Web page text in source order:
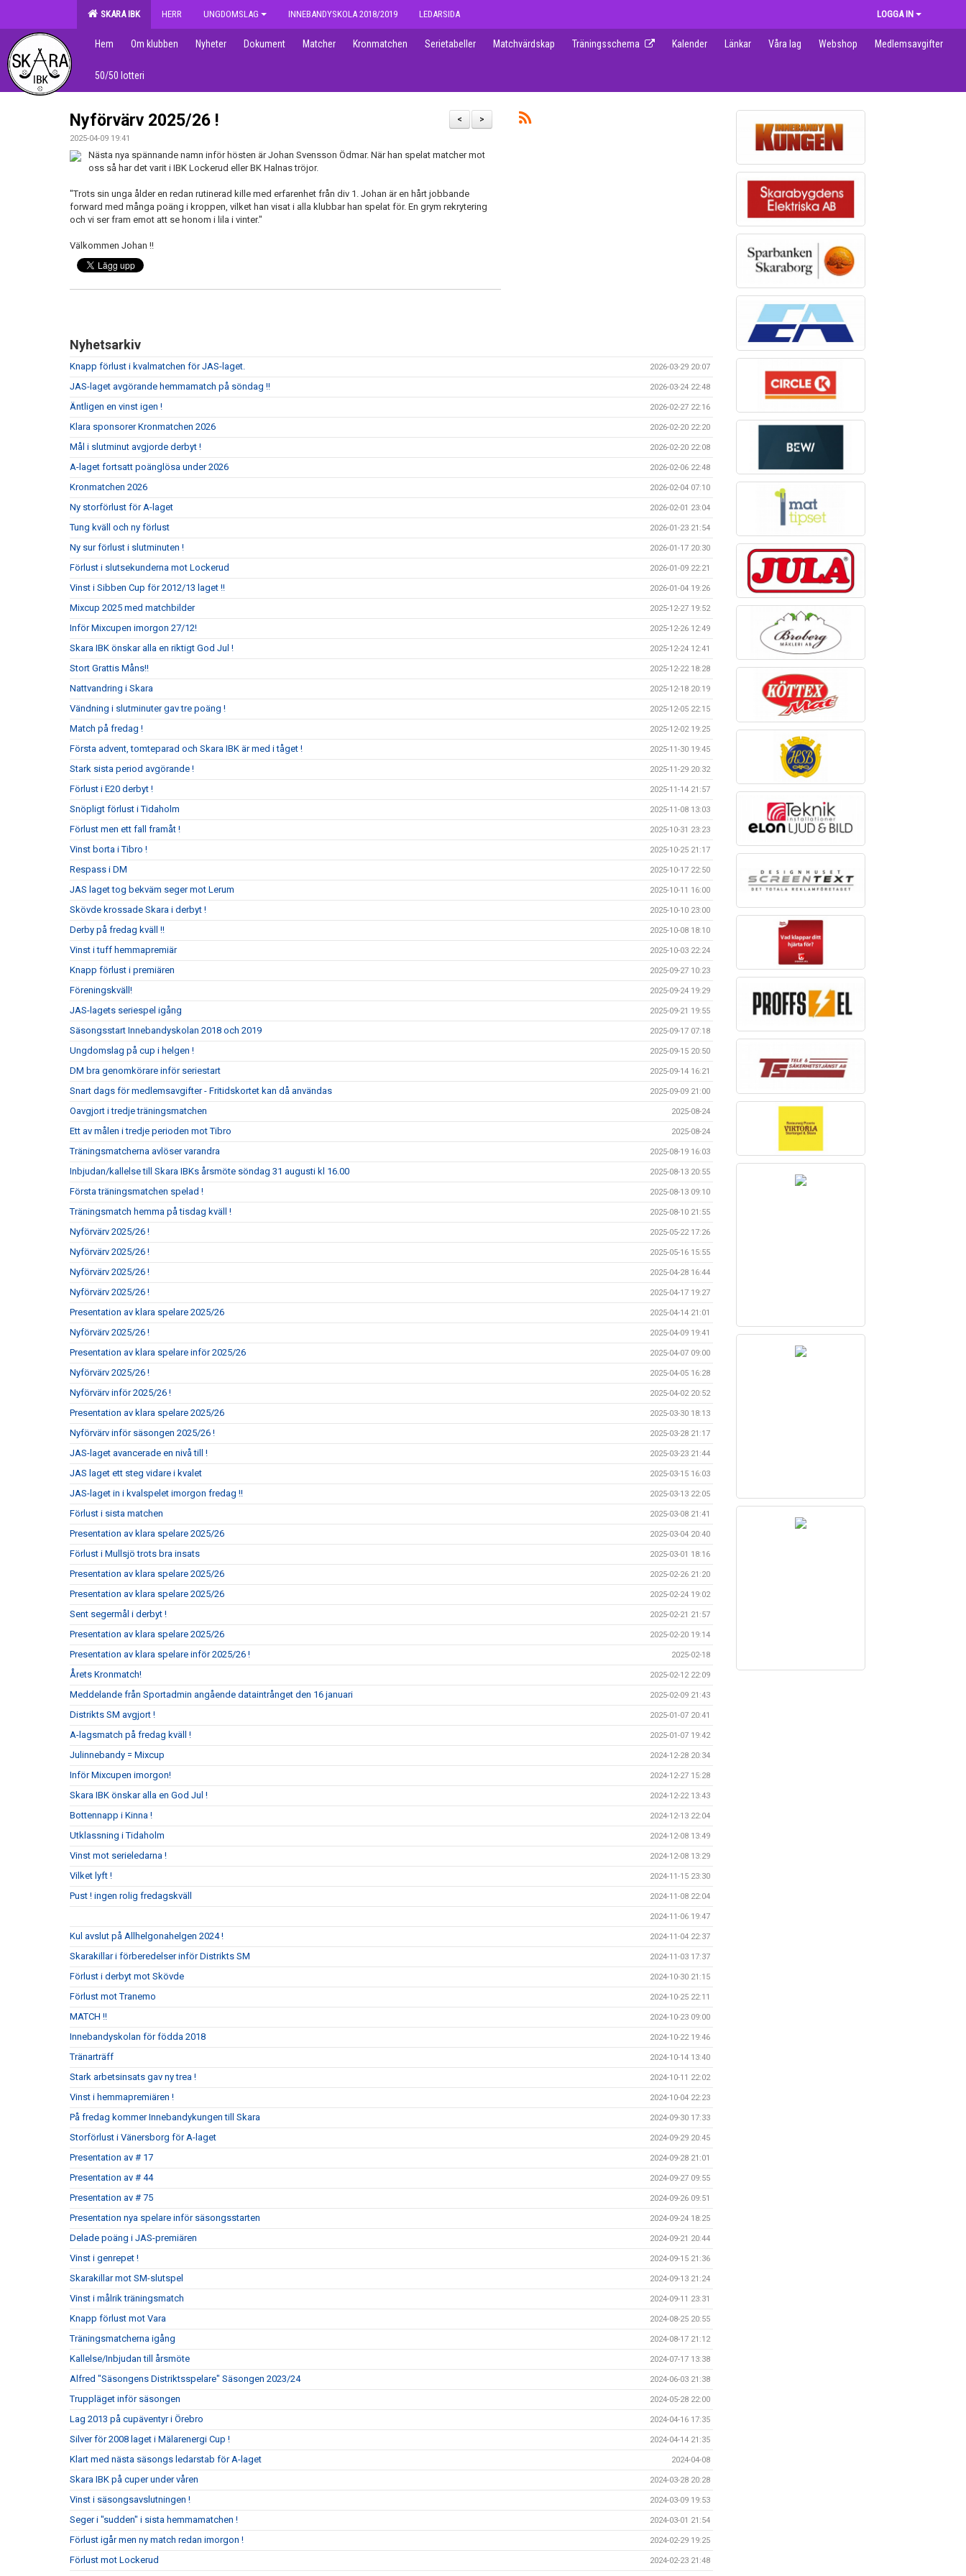
SKARA IBK HERR UNGDOMSLAG INNEBANDYSKOLA 2018/2019 LEDARSIDA LOGGA IN
Hem Om klubben Nyheter Dokument Matcher Kronmatchen Serietabeller Matchvärdskap Träningsschema Kalender Länkar Våra lag Webshop Medlemsavgifter
50/50 lotteri
>
<
Nyförvärv 2025/26 !
2025-04-09 19:41
Nästa nya spännande namn inför hösten är Johan Svensson Ödmar. När han spelat matcher mot
oss så har det varit i IBK Lockerud eller BK Halnas tröjor.
"Trots sin unga ålder en redan rutinerad kille med erfarenhet från div 1. Johan är en hårt jobbande
forward med många poäng i kroppen, vilket han visat i alla klubbar han spelat för. En grym rekrytering
och vi ser fram emot att se honom i lila i vinter."
Välkommen Johan !!
Nyhetsarkiv
Knapp förlust i kvalmatchen för JAS-laget. 2026-03-29 20:07
JAS-laget avgörande hemmamatch på söndag !! 2026-03-24 22:48
Äntligen en vinst igen ! 2026-02-27 22:16
Klara sponsorer Kronmatchen 2026 2026-02-20 22:20
Mål i slutminut avgjorde derbyt ! 2026-02-20 22:08
A-laget fortsatt poänglösa under 2026 2026-02-06 22:48
Kronmatchen 2026 2026-02-04 07:10
Ny storförlust för A-laget 2026-02-01 23:04
Tung kväll och ny förlust 2026-01-23 21:54
Ny sur förlust i slutminuten ! 2026-01-17 20:30
Förlust i slutsekunderna mot Lockerud 2026-01-09 22:21
Vinst i Sibben Cup för 2012/13 laget !! 2026-01-04 19:26
Mixcup 2025 med matchbilder 2025-12-27 19:52
Inför Mixcupen imorgon 27/12! 2025-12-26 12:49
Skara IBK önskar alla en riktigt God Jul ! 2025-12-24 12:41
Stort Grattis Måns!! 2025-12-22 18:28
Nattvandring i Skara 2025-12-18 20:19
Vändning i slutminuter gav tre poäng ! 2025-12-05 22:15
Match på fredag ! 2025-12-02 19:25
Första advent, tomteparad och Skara IBK är med i tåget ! 2025-11-30 19:45
Stark sista period avgörande ! 2025-11-29 20:32
Förlust i E20 derbyt ! 2025-11-14 21:57
Snöpligt förlust i Tidaholm 2025-11-08 13:03
Förlust men ett fall framåt ! 2025-10-31 23:23
Vinst borta i Tibro ! 2025-10-25 21:17
Respass i DM 2025-10-17 22:50
JAS laget tog bekväm seger mot Lerum 2025-10-11 16:00
Skövde krossade Skara i derbyt ! 2025-10-10 23:00
Derby på fredag kväll !! 2025-10-08 18:10
Vinst i tuff hemmapremiär 2025-10-03 22:24
Knapp förlust i premiären 2025-09-27 10:23
Föreningskväll! 2025-09-24 19:29
JAS-lagets seriespel igång 2025-09-21 19:55
Säsongsstart Innebandyskolan 2018 och 2019 2025-09-17 07:18
Ungdomslag på cup i helgen ! 2025-09-15 20:50
DM bra genomkörare inför seriestart 2025-09-14 16:21
Snart dags för medlemsavgifter - Fritidskortet kan då användas 2025-09-09 21:00
Oavgjort i tredje träningsmatchen 2025-08-24
Ett av målen i tredje perioden mot Tibro 2025-08-24
Träningsmatcherna avlöser varandra 2025-08-19 16:03
Inbjudan/kallelse till Skara IBKs årsmöte söndag 31 augusti kl 16.00 2025-08-13 20:55
Första träningsmatchen spelad ! 2025-08-13 09:10
Träningsmatch hemma på tisdag kväll ! 2025-08-10 21:55
Nyförvärv 2025/26 ! 2025-05-22 17:26
Nyförvärv 2025/26 ! 2025-05-16 15:55
Nyförvärv 2025/26 ! 2025-04-28 16:44
Nyförvärv 2025/26 ! 2025-04-17 19:27
Presentation av klara spelare 2025/26 2025-04-14 21:01
Nyförvärv 2025/26 ! 2025-04-09 19:41
Presentation av klara spelare inför 2025/26 2025-04-07 09:00
Nyförvärv 2025/26 ! 2025-04-05 16:28
Nyförvärv inför 2025/26 ! 2025-04-02 20:52
Presentation av klara spelare 2025/26 2025-03-30 18:13
Nyförvärv inför säsongen 2025/26 ! 2025-03-28 21:17
JAS-laget avancerade en nivå till ! 2025-03-23 21:44
JAS laget ett steg vidare i kvalet 2025-03-15 16:03
JAS-laget in i kvalspelet imorgon fredag !! 2025-03-13 22:05
Förlust i sista matchen 2025-03-08 21:41
Presentation av klara spelare 2025/26 2025-03-04 20:40
Förlust i Mullsjö trots bra insats 2025-03-01 18:16
Presentation av klara spelare 2025/26 2025-02-26 21:20
Presentation av klara spelare 2025/26 2025-02-24 19:02
Sent segermål i derbyt ! 2025-02-21 21:57
Presentation av klara spelare 2025/26 2025-02-20 19:14
Presentation av klara spelare inför 2025/26 ! 2025-02-18
Årets Kronmatch! 2025-02-12 22:09
Meddelande från Sportadmin angående dataintrånget den 16 januari 2025-02-09 21:43
Distrikts SM avgjort ! 2025-01-07 20:41
A-lagsmatch på fredag kväll ! 2025-01-07 19:42
Julinnebandy = Mixcup 2024-12-28 20:34
Inför Mixcupen imorgon! 2024-12-27 15:28
Skara IBK önskar alla en God Jul ! 2024-12-22 13:43
Bottennapp i Kinna ! 2024-12-13 22:04
Utklassning i Tidaholm 2024-12-08 13:49
Vinst mot serieledarna ! 2024-12-08 13:29
Vilket lyft ! 2024-11-15 23:30
Pust ! ingen rolig fredagskväll 2024-11-08 22:04
2024-11-06 19:47
Kul avslut på Allhelgonahelgen 2024 ! 2024-11-04 22:37
Skarakillar i förberedelser inför Distrikts SM 2024-11-03 17:37
Förlust i derbyt mot Skövde 2024-10-30 21:15
Förlust mot Tranemo 2024-10-25 22:11
MATCH !! 2024-10-23 09:00
Innebandyskolan för födda 2018 2024-10-22 19:46
Tränarträff 2024-10-14 13:40
Stark arbetsinsats gav ny trea ! 2024-10-11 22:02
Vinst i hemmapremiären ! 2024-10-04 22:23
På fredag kommer Innebandykungen till Skara 2024-09-30 17:33
Storförlust i Vänersborg för A-laget 2024-09-29 20:45
Presentation av # 17 2024-09-28 21:01
Presentation av # 44 2024-09-27 09:55
Presentation av # 75 2024-09-26 09:51
Presentation nya spelare inför säsongsstarten 2024-09-24 18:25
Delade poäng i JAS-premiären 2024-09-21 20:44
Vinst i genrepet ! 2024-09-15 21:36
Skarakillar mot SM-slutspel 2024-09-13 21:24
Vinst i målrik träningsmatch 2024-09-11 23:31
Knapp förlust mot Vara 2024-08-25 20:55
Träningsmatcherna igång 2024-08-17 21:12
Kallelse/Inbjudan till årsmöte 2024-07-17 13:38
Alfred "Säsongens Distriktsspelare" Säsongen 2023/24 2024-06-03 21:38
Truppläget inför säsongen 2024-05-28 22:00
Lag 2013 på cupäventyr i Örebro 2024-04-16 17:35
Silver för 2008 laget i Mälarenergi Cup ! 2024-04-14 21:35
Klart med nästa säsongs ledarstab för A-laget 2024-04-08
Skara IBK på cuper under våren 2024-03-28 20:28
Vinst i säsongsavslutningen ! 2024-03-09 19:53
Seger i "sudden" i sista hemmamatchen ! 2024-03-01 21:54
Förlust igår men ny match redan imorgon ! 2024-02-29 19:25
Förlust mot Lockerud 2024-02-23 21:48